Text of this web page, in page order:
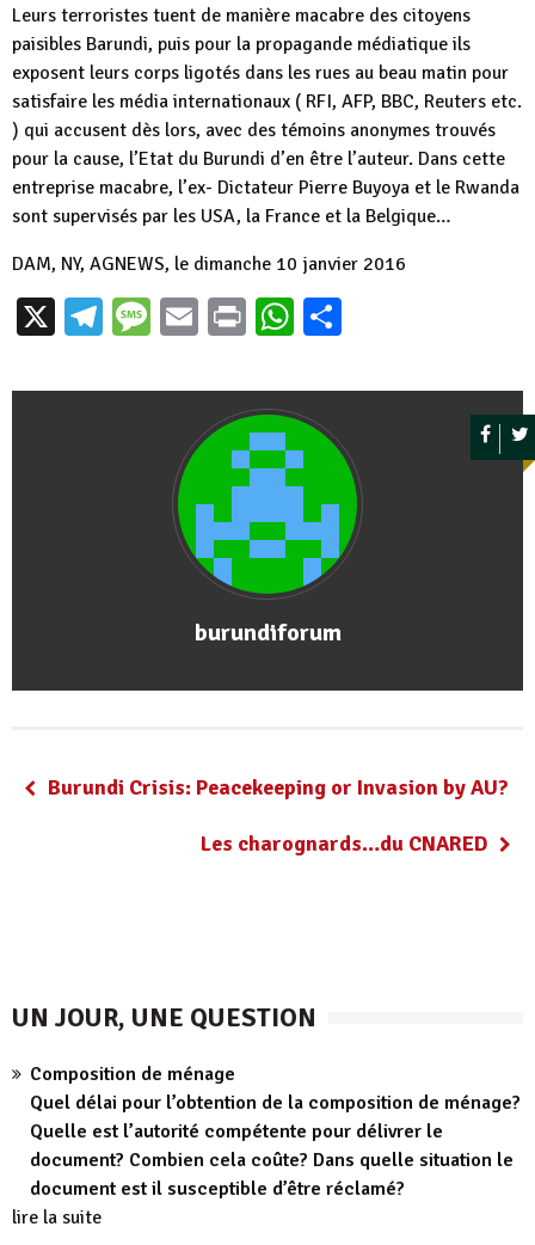
Leurs terroristes tuent de manière macabre des citoyens
paisibles Barundi, puis pour la propagande médiatique ils
exposent leurs corps ligotés dans les rues au beau matin pour
satisfaire les média internationaux ( RFI, AFP, BBC, Reuters etc.
) qui accusent dès lors, avec des témoins anonymes trouvés
pour la cause, l’Etat du Burundi d’en être l’auteur. Dans cette
entreprise macabre, l’ex- Dictateur Pierre Buyoya et le Rwanda
sont supervisés par les USA, la France et la Belgique…
DAM, NY, AGNEWS, le dimanche 10 janvier 2016
X Telegram
Message
EmailPrintWhatsApp
burundiforum
Burundi Crisis: Peacekeeping or Invasion by AU?
Les charognards…du CNARED
UN JOUR, UNE QUESTION
Composition de ménage
Quel délai pour l’obtention de la composition de ménage?
Quelle est l’autorité compétente pour délivrer le
document? Combien cela coûte? Dans quelle situation le
document est il susceptible d’être réclamé?
lire la suite